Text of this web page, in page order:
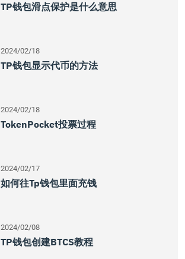
TP钱包滑点保护是什么意思
2024/02/18
TP钱包显示代币的方法
2024/02/18
TokenPocket投票过程
2024/02/17
如何往tp钱包里面充钱
2024/02/08
TP钱包创建BTCS教程